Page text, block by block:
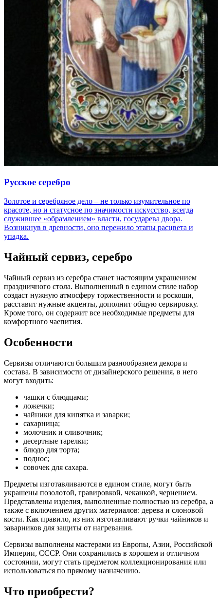
Русское серебро
Золотое и серебряное дело – не только изумительное по
красоте, но и статусное по значимости искусство, всегда
служившее «обрамлением» власти, государева двора.
Возникнув в древности, оно пережило этапы расцвета и
упадка.
Чайный сервиз, серебро
Чайный сервиз из серебра станет настоящим украшением
праздничного стола. Выполненный в едином стиле набор
создаст нужную атмосферу торжественности и роскоши,
расставит нужные акценты, дополнит общую сервировку.
Кроме того, он содержит все необходимые предметы для
комфортного чаепития.
Особенности
Сервизы отличаются большим разнообразием декора и
состава. В зависимости от дизайнерского решения, в него
могут входить:
чашки с блюдцами;
ложечки;
чайники для кипятка и заварки;
сахарница;
молочник и сливочник;
десертные тарелки;
блюдо для торта;
поднос;
совочек для сахара.
Предметы изготавливаются в едином стиле, могут быть
украшены позолотой, гравировкой, чеканкой, чернением.
Представлены изделия, выполненные полностью из серебра, а
также с включением других материалов: дерева и слоновой
кости. Как правило, из них изготавливают ручки чайников и
заварников для защиты от нагревания.
Сервизы выполнены мастерами из Европы, Азии, Российской
Империи, СССР. Они сохранились в хорошем и отличном
состоянии, могут стать предметом коллекционирования или
использоваться по прямому назначению.
Что приобрести?